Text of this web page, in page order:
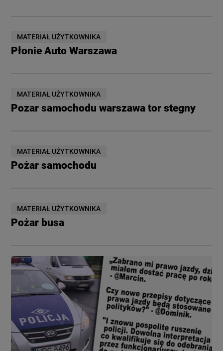
MATERIAŁ UŻYTKOWNIKA
Płonie Auto Warszawa
MATERIAŁ UŻYTKOWNIKA
Pozar samochodu warszawa tor stegny
MATERIAŁ UŻYTKOWNIKA
Pożar samochodu
MATERIAŁ UŻYTKOWNIKA
Pożar busa